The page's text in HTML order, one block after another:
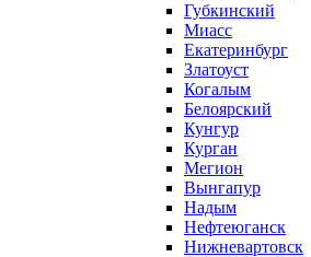
Губкинский
Миасс
Екатеринбург
Златоуст
Когалым
Белоярский
Кунгур
Курган
Мегион
Вынгапур
Надым
Нефтеюганск
Нижневартовск